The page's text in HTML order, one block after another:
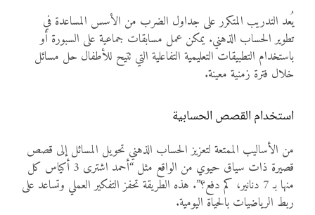
يُعد التدريب المتكرر على جداول الضرب من الأسس المساعدة في
تطوير الحساب الذهني. يمكن عمل مسابقات جماعية على السبورة أو
باستخدام التطبيقات التعليمية التفاعلية التي تتيح للأطفال حل مسائل
خلال فترة زمنية معينة.
استخدام القصص الحسابية
من الأساليب الممتعة لتعزيز الحساب الذهني تحويل المسائل إلى قصص
قصيرة ذات سياق حيوي من الواقع مثل “أحمد اشترى 3 أكياس كل
منها بـ 7 دنانير، كم دفع؟”. هذه الطريقة تحفز التفكير العملي وتساعد على
ربط الرياضيات بالحياة اليومية.